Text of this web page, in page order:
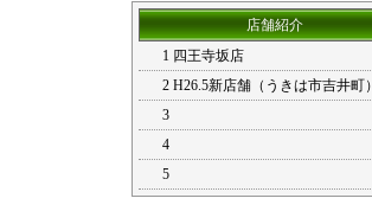
店舗紹介
1 四王寺坂店
2 H26.5新店舗（うきは市吉井町）
3
4
5